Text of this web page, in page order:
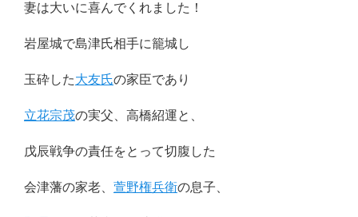
妻は大いに喜んでくれました！
岩屋城で島津氏相手に籠城し
玉砕した大友氏の家臣であり
立花宗茂の実父、高橋紹運と、
戊辰戦争の責任をとって切腹した
会津藩の家老、 萱野権兵衛の息子、